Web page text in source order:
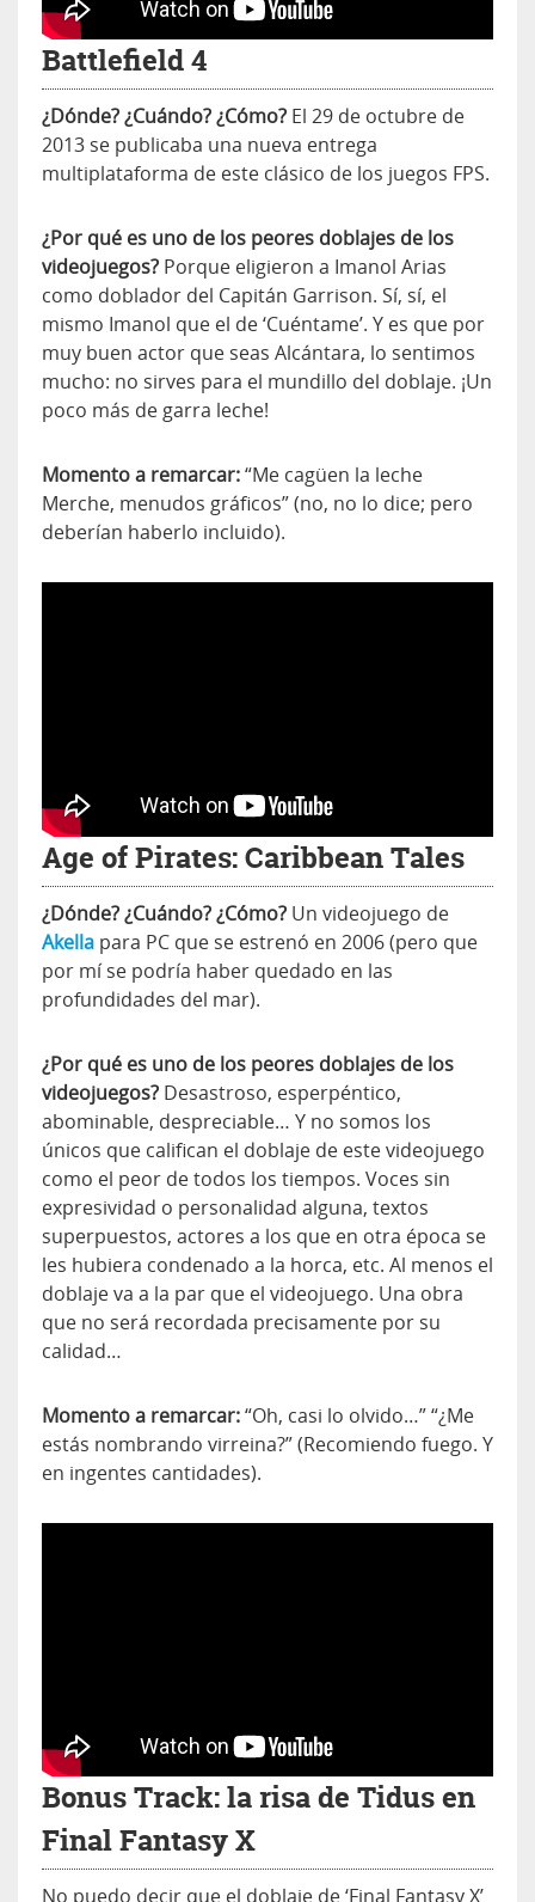
Battlefield 4
¿Dónde? ¿Cuándo? ¿Cómo? El 29 de octubre de
2013 se publicaba una nueva entrega
multiplataforma de este clásico de los juegos FPS.
¿Por qué es uno de los peores doblajes de los
videojuegos? Porque eligieron a Imanol Arias
como doblador del Capitán Garrison. Sí, sí, el
mismo Imanol que el de ‘Cuéntame’. Y es que por
muy buen actor que seas Alcántara, lo sentimos
mucho: no sirves para el mundillo del doblaje. ¡Un
poco más de garra leche!
Momento a remarcar:“Me cagüen la leche
Merche, menudos gráficos” (no, no lo dice; pero
deberían haberlo incluido).
Age of Pirates: Caribbean Tales
¿Dónde? ¿Cuándo? ¿Cómo? Un videojuego de
Akella para PC que se estrenó en 2006 (pero que
por mí se podría haber quedado en las
profundidades del mar).
¿Por qué es uno de los peores doblajes de los
videojuegos? Desastroso, esperpéntico,
abominable, despreciable… Y no somos los
únicos que califican el doblaje de este videojuego
como el peor de todos los tiempos. Voces sin
expresividad o personalidad alguna, textos
superpuestos, actores a los que en otra época se
les hubiera condenado a la horca, etc. Al menos el
doblaje va a la par que el videojuego. Una obra
que no será recordada precisamente por su
calidad…
Momento a remarcar:“Oh, casi lo olvido…” “¿Me
estás nombrando virreina?” (Recomiendo fuego. Y
en ingentes cantidades).
Bonus Track: la risa de Tidus en
Final Fantasy X
No puedo decir que el doblaje de ‘Final Fantasy X’